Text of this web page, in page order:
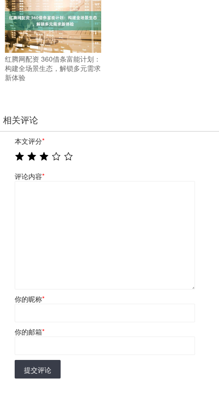
红腾网配资 360借条富能计划：
构建全场景生态，解锁多元需求
新体验
相关评论
本文评分*
评论内容*
你的昵称*
你的邮箱*
提交评论